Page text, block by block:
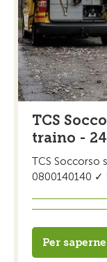
TCS
traino - 24
TCS Soccorso
0800140140 ✓
Per